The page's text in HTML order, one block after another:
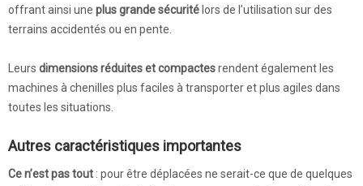
offrant ainsi une plus grande sécurité lors de l’utilisation sur des
terrains accidentés ou en pente.
Leurs dimensions réduites et compactesrendent également les
machines à chenilles plus faciles à transporter et plus agiles dans
toutes les situations.
Autres caractéristiques importantes
Ce n’est pas tout : pour être déplacées ne serait-ce que de quelques